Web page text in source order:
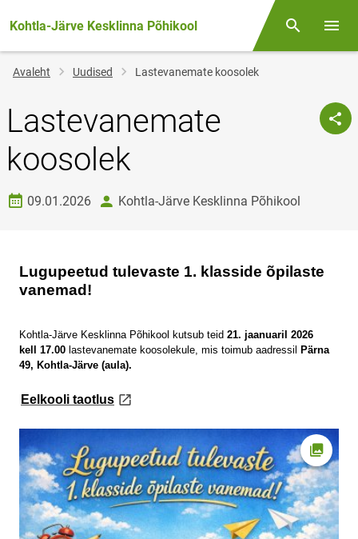
Kohtla-Järve Kesklinna Põhikool Otsing
Jälglink
Avaleht Uudised Lastevanemate koosolek
Lastevanemate
koosolek
Loomise kuupäev
09.01.2026 autorKohtla-Järve Kesklinna Põhikool
Lugupeetud tulevaste 1. klasside õpilaste
vanemad!
Kohtla-Järve Kesklinna Põhikool kutsub teid 21. jaanuaril 2026
kell 17.00 lastevanemate koosolekule, mis toimub aadressil
Pärna
49, Kohtla-Järve (aula).
Eelkooli taotlus link opens on new page
Ava